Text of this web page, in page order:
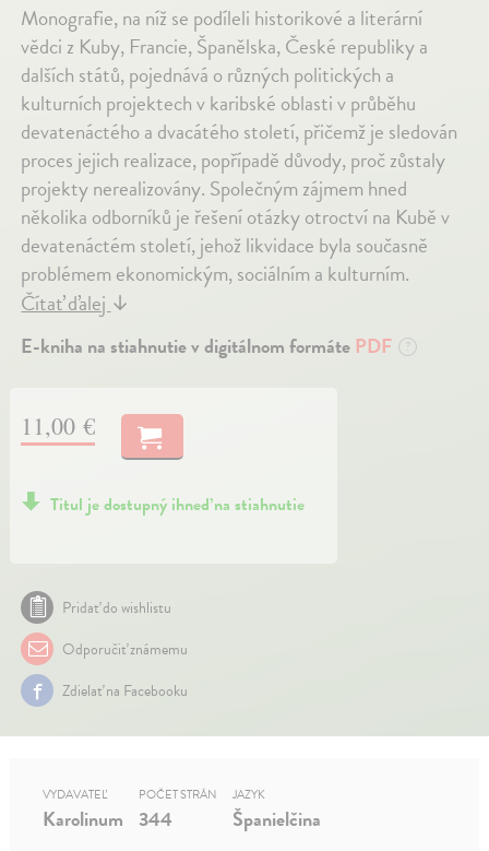
Monografie, na níž se podíleli historikové a literární
vědci z Kuby, Francie, Španělska, České republiky a
dalších států, pojednává o různých politických a
kulturních projektech v karibské oblasti v průběhu
devatenáctého a dvacátého století, přičemž je sledován
proces jejich realizace, popřípadě důvody, proč zůstaly
projekty nerealizovány. Společným zájmem hned
několika odborníků je řešení otázky otroctví na Kubě v
devatenáctém století, jehož likvidace byla současně
problémem ekonomickým, sociálním a kulturním.
Čítať ďalej ↓
E-kniha na stiahnutie v digitálnom formáte PDF ?
11,00 €
Titul je dostupný ihneď na stiahnutie
Pridať do wishlistu
Odporučiť známemu
Zdielať na Facebooku
VYDAVATEĽ
Karolinum
POČET STRÁN
344
JAZYK
Španielčina